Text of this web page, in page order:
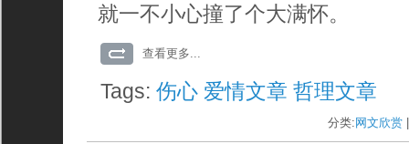
就一不小心撞了个大满怀。
查看更多...
Tags:伤心 爱情文章 哲理文章
分类: 网文欣赏